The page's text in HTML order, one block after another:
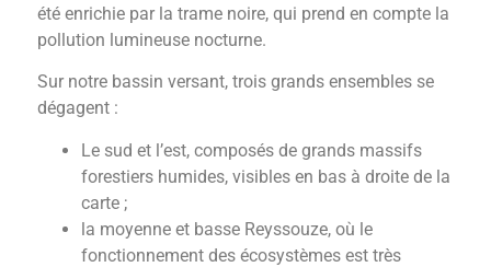
été enrichie par la trame noire, qui prend en compte la
pollution lumineuse nocturne.
Sur notre bassin versant, trois grands ensembles se
dégagent :
Le sud et l’est, composés de grands massifs
forestiers humides, visibles en bas à droite de la
carte ;
la moyenne et basse Reyssouze, où le
fonctionnement des écosystèmes est très